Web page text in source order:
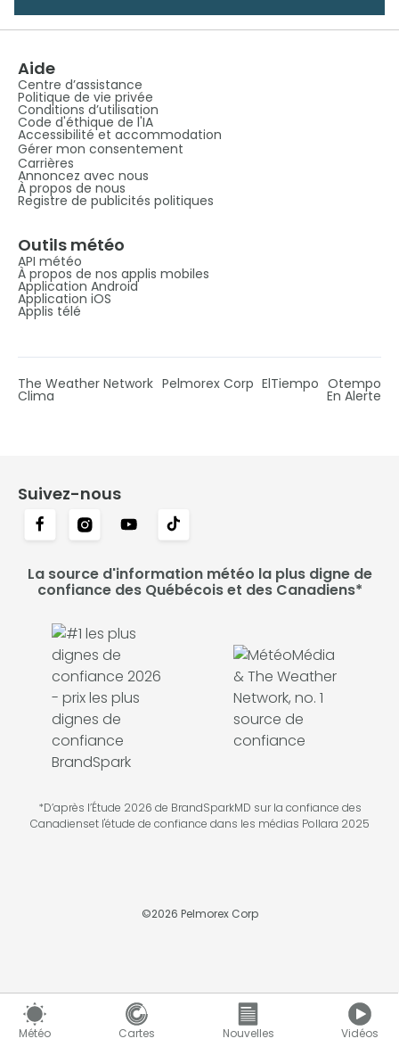
Météo Cartes Nouvelles Vidéos
Aide
Centre d’assistance
Politique de vie privée
Conditions d’utilisation
Code d'éthique de l'IA
Accessibilité et accommodation
Gérer mon consentement
Carrières
Annoncez avec nous
À propos de nous
Registre de publicités politiques
Outils météo
API météo
À propos de nos applis mobiles
Application Android
Application iOS
Applis télé
The Weather Network Pelmorex Corp ElTiempo Otempo
Clima En Alerte
Suivez-nous
La source d'information météo la plus digne de
confiance des Québécois et des Canadiens*
*D’après l’Étude 2026 de BrandSparkMD sur la confiance des
Canadienset l'étude de confiance dans les médias Pollara 2025
©2026 Pelmorex Corp